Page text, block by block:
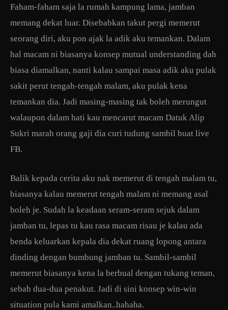
Faham-faham saja la rumah kampung lama, jamban
memang dekat luar. Disebabkan takut pergi memerut
seorang diri, aku pon ajak la adik aku temankan. Dalam
hal macam ni biasanya konsep mutual understanding dah
biasa diamalkan, nanti kalau sampai masa adik aku pulak
sakit perut tengah-tengah malam, aku pulak kena
temankan dia. Jadi masing-masing tak boleh merungut
walaupon dalam hati kau mencarut macam Datuk Alip
Sukri marah orang gaji dia curi tudung sambil buat live
FB.
Balik kepada cerita aku nak memerut di tengah malam tu,
biasanya kalau memerut tengah malam ni memang asal
boleh je. Sudah la keadaan seram-seram sejuk dalam
jamban tu, lepas tu kau rasa macam risau je kalau ada
benda keluarkan kepala dia dekat ruang lopong antara
dinding dengan bumbung jamban tu. Sambil-sambil
memerut biasanya kena la berbual dengan tukang teman,
sebab dua-dua penakut. Jadi di sini konsep win-win
situation pula kami amalkan..hahaha.